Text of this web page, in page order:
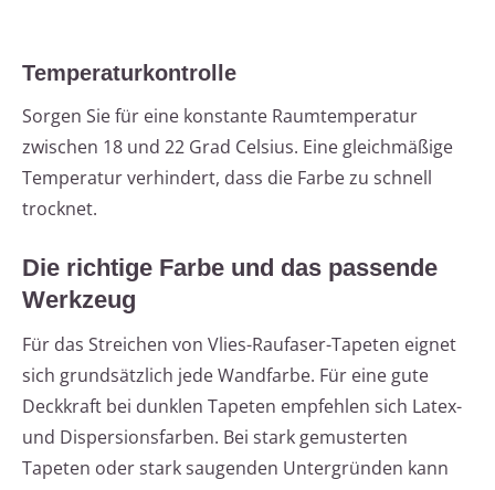
Temperaturkontrolle
Sorgen Sie für eine konstante Raumtemperatur
zwischen 18 und 22 Grad Celsius. Eine gleichmäßige
Temperatur verhindert, dass die Farbe zu schnell
trocknet.
Die richtige Farbe und das passende
Werkzeug
Für das Streichen von Vlies-Raufaser-Tapeten eignet
sich grundsätzlich jede Wandfarbe. Für eine gute
Deckkraft bei dunklen Tapeten empfehlen sich Latex-
und Dispersionsfarben. Bei stark gemusterten
Tapeten oder stark saugenden Untergründen kann